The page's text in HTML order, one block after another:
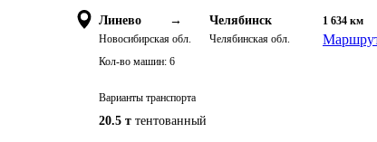
Линево →
Новосибирская обл.
Челябинск
Челябинская обл.
1 634 км
Кол-во машин: 6
Варианты транспорта
20.5 т тентованный